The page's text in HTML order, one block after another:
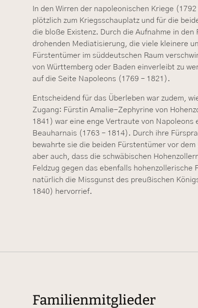
In den Wirren der napoleonischen Kriege
plötzlich zum Kriegsschauplatz und für die
die bloße Existenz. Durch die Aufnahme in den
drohenden Mediatisierung, die viele kleinere
Fürstentümer im süddeutschen Raum
von Württemberg oder Baden einverleibt zu
auf die Seite Napoleons (1769 – 1821).
Entscheidend für das Überleben war zudem,
Zugang: Fürstin Amalie-Zephyrine von
1841) war eine enge Vertraute von Napoleons
Beauharnais (1763 – 1814). Durch ihre
bewahrte sie die beiden Fürstentümer vor
aber auch, dass die schwäbischen
Feldzug gegen das ebenfalls hohenzollerische
natürlich die Missgunst des preußischen
1840) hervorrief.
Familienmitglieder